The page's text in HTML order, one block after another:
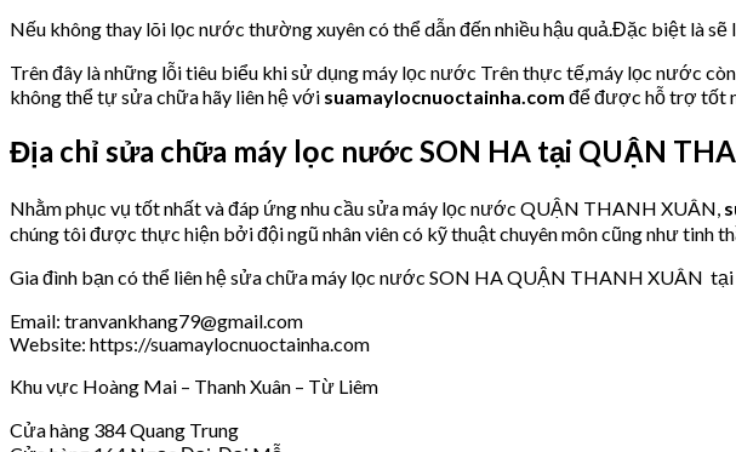
Nếu không thay lõi lọc nước thường xuyên có thể dẫn đến nhiều hậu quả.Đặc biệt là
Trên đây là những lỗi tiêu biểu khi sử dụng máy lọc nước Trên thực tế,máy lọc nước
không thể tự sửa chữa hãy liên hệ với suamaylocnuoctainha.com để được hỗ trợ tốt
Địa chỉ sửa chữa máy lọc nước SON HA tại QUẬN
Nhằm phục vụ tốt nhất và đáp ứng nhu cầu sửa máy lọc nước QUẬN THANH XUÂN,
chúng tôi được thực hiện bởi đội ngũ nhân viên có kỹ thuật chuyên môn cũng như tinh
Gia đình bạn có thể liên hệ sửa chữa máy lọc nước SON HA QUẬN THANH XUÂN
Email: tranvankhang79@gmail.com
Website: https://suamaylocnuoctainha.com
Khu vực Hoàng Mai – Thanh Xuân – Từ Liêm
Cửa hàng 384 Quang Trung